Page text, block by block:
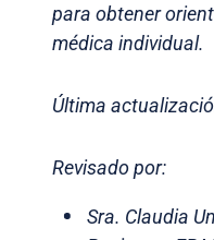
para obtener
médica individual.
Última
Revisado por:
Sra. Claudia